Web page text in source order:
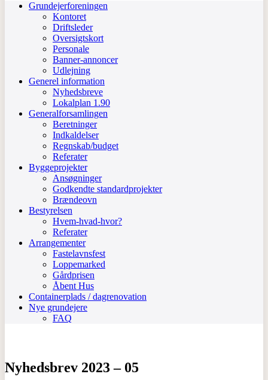
Grundejerforeningen
Kontoret
Driftsleder
Oversigtskort
Personale
Banner-annoncer
Udlejning
Generel information
Nyhedsbreve
Lokalplan 1.90
Generalforsamlingen
Beretninger
Indkaldelser
Regnskab/budget
Referater
Byggeprojekter
Ansøgninger
Godkendte standardprojekter
Brændeovn
Bestyrelsen
Hvem-hvad-hvor?
Referater
Arrangementer
Fastelavnsfest
Loppemarked
Gårdprisen
Åbent Hus
Containerplads / dagrenovation
Nye grundejere
FAQ
Nyhedsbrev 2023 – 05